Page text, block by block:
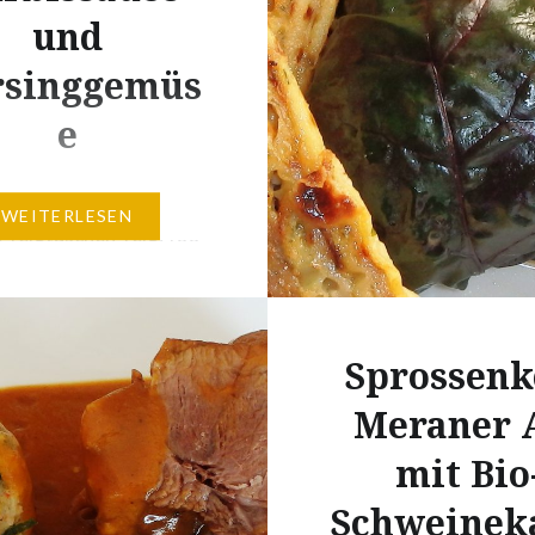
und
e
10 Portionen:Für ca.
Teigtaschen Teig:400
großen Eier6
Salsiccia,
Stück Butter
Pfanne schwenken
In das gesiebte
Mulde drücken, Eier,
WEITERLESEN
Meraner
mit